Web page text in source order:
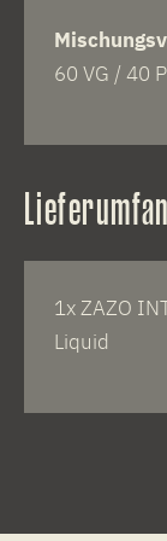
60 VG / 40
1x ZAZO
Liquid